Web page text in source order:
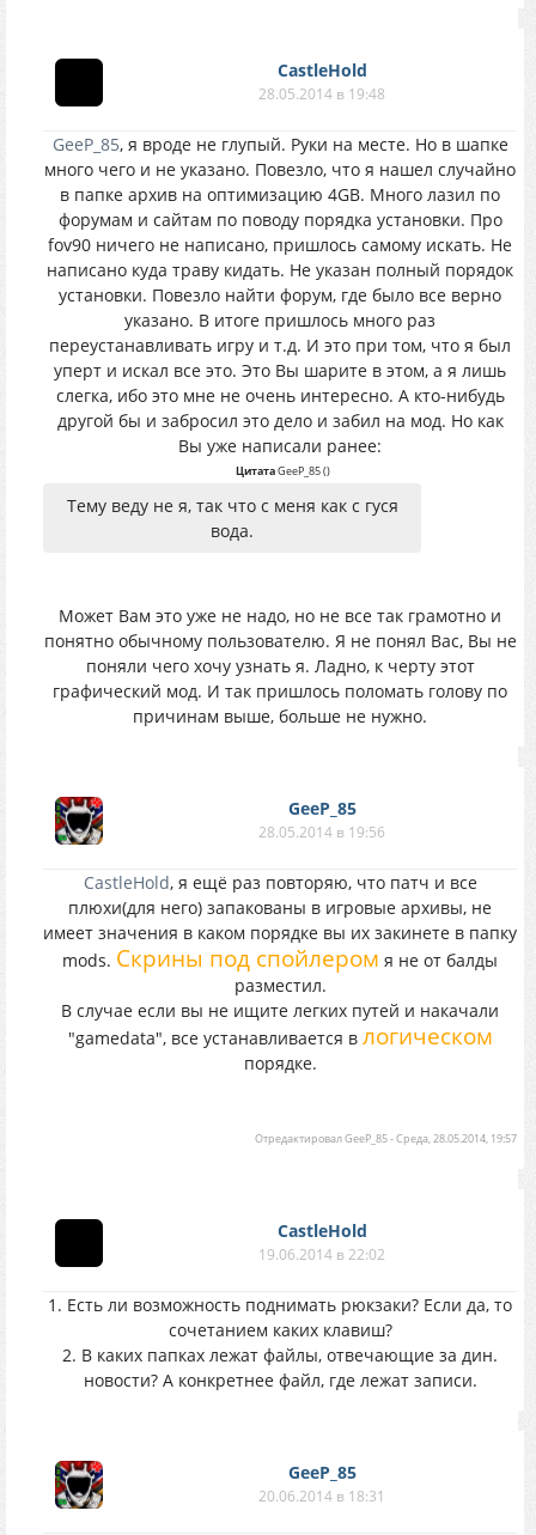
CastleHold
28.05.2014 в 19:48
GeeP_85, я вроде не глупый. Руки на месте. Но в шапке
много чего и не указано. Повезло, что я нашел случайно
в папке архив на оптимизацию 4GB. Много лазил по
форумам и сайтам по поводу порядка установки. Про
fov90 ничего не написано, пришлось самому искать. Не
написано куда траву кидать. Не указан полный порядок
установки. Повезло найти форум, где было все верно
указано. В итоге пришлось много раз
переустанавливать игру и т.д. И это при том, что я был
уперт и искал все это. Это Вы шарите в этом, а я лишь
слегка, ибо это мне не очень интересно. А кто-нибудь
другой бы и забросил это дело и забил на мод. Но как
Вы уже написали ранее:
ЦитатаGeeP_85()
Тему веду не я, так что с меня как с гуся
вода.
Может Вам это уже не надо, но не все так грамотно и
понятно обычному пользователю. Я не понял Вас, Вы не
поняли чего хочу узнать я. Ладно, к черту этот
графический мод. И так пришлось поломать голову по
причинам выше, больше не нужно.
GeeP_85
28.05.2014 в 19:56
CastleHold, я ещё раз повторяю, что патч и все
плюхи(для него) запакованы в игровые архивы, не
имеет значения в каком порядке вы их закинете в папку
mods. Скрины под спойлером я не от балды
разместил.
В случае если вы не ищите легких путей и накачали
"gamedata", все устанавливается в логическом
порядке.
ОтредактировалGeeP_85-Среда, 28.05.2014, 19:57
CastleHold
19.06.2014 в 22:02
1. Есть ли возможность поднимать рюкзаки? Если да, то
сочетанием каких клавиш?
2. В каких папках лежат файлы, отвечающие за дин.
новости? А конкретнее файл, где лежат записи.
GeeP_85
20.06.2014 в 18:31